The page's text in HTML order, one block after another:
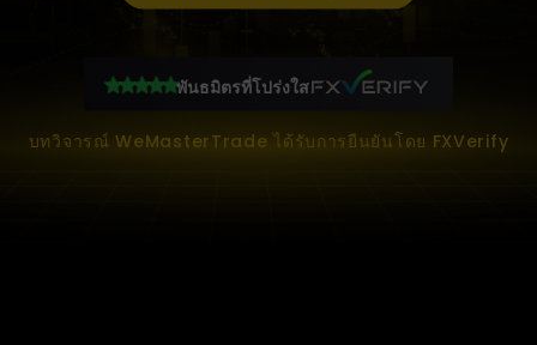
พันธมิตรที่โปร่งใส
บทวิจารณ์ WeMasterTrade ได้รับการยืนยันโดย FXVerify